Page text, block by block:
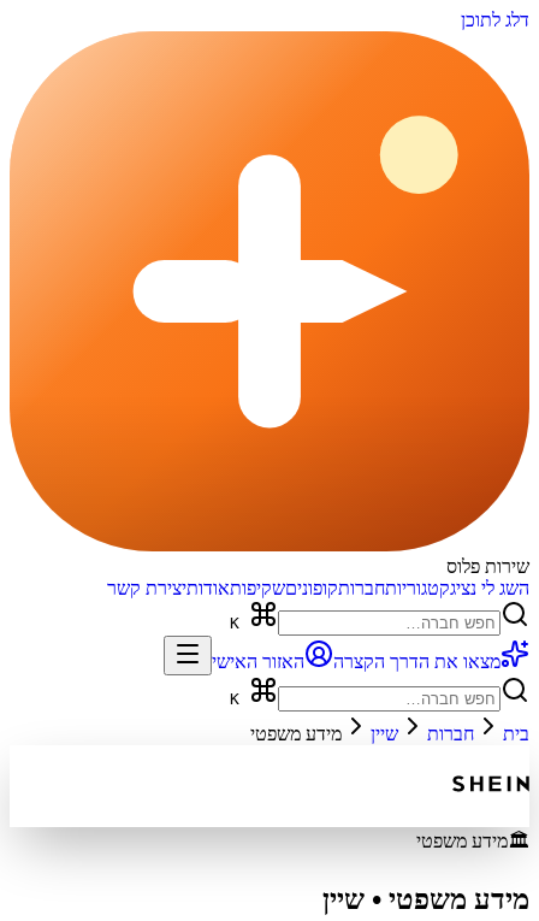
דלג לתוכן
שירות פלוס
השג לי נציגקטגוריותחברותקופוניםשקיפותאודותיצירת קשר
מצאו את הדרך הקצרה האזור האישי
בית חברות שיין מידע משפטי
🏛️מידע משפטי
מידע משפטי • שיין